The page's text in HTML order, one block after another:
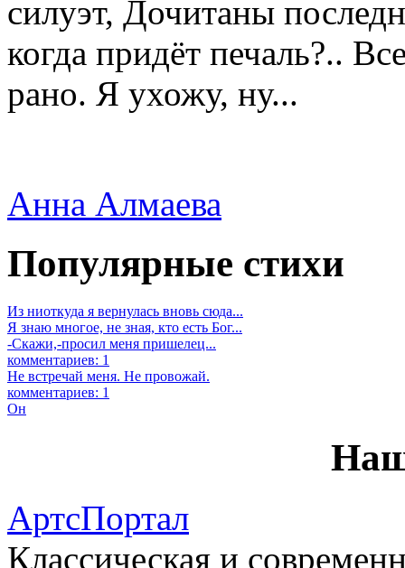
силуэт, Дочитаны
когда придёт печаль?..
рано. Я ухожу, ну...
Анна Алмаева
Популярные стихи
Из ниоткуда я вернулась вновь сюда...
Я знаю многое, не зная, кто есть Бог...
-Скажи,-просил меня пришелец...
комментариев: 1
Не встречай меня. Не провожай.
комментариев: 1
Он
АртсПортал
Классическая и